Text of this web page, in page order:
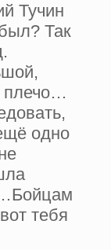
Тучин
Так
плечо…
одно
тебя